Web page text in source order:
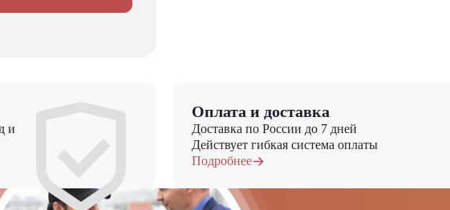
и
Оплата и доставка
Доставка по России до 7 дней
Действует гибкая система оплаты
Подробнее